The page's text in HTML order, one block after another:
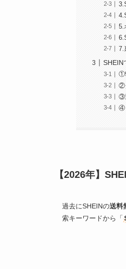
5.
7.
SHEIN
②
③
④
【2026年】
過去にSHEINの送料
索キーワードから「